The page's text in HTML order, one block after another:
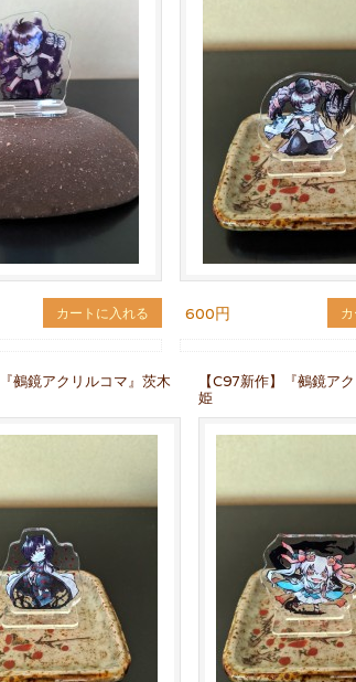
カートに入れる 600円
鵺鏡アクリルコマ』茨木
【C97新作】『鵺鏡ア
姫